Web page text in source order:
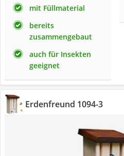
mit Füllmaterial
bereits
zusammengebaut
auch für Insekten
geeignet
Erdenfreund 1094-3